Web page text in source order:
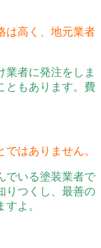
は高く、地元業者
業者に発注をしま
ともあります。費
はありません。
でいる塗装業者で
りつくし、最善の
よ。